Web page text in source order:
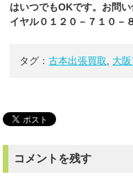
はいつでもOKです。お問
イヤル０１２０－７１０－
タグ：古本出張買取 大
コメントを残す